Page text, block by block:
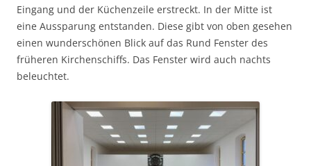
Eingang und der Küchenzeile erstreckt. In der Mitte ist
eine Aussparung entstanden. Diese gibt von oben gesehen
einen wunderschönen Blick auf das Rund Fenster des
früheren Kirchenschiffs. Das Fenster wird auch nachts
beleuchtet.